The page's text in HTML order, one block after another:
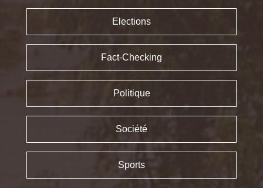
Elections
Fact-Checking
Politique
Société
Sports